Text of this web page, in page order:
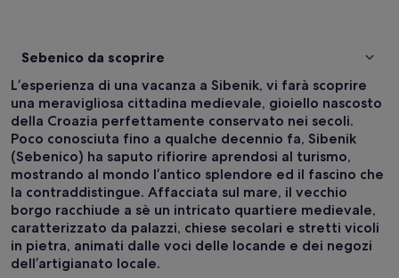
Sebenico da scoprire
L’esperienza di una vacanza a Sibenik, vi farà scoprire
una meravigliosa cittadina medievale, gioiello nascosto
della Croazia perfettamente conservato nei secoli.
Poco conosciuta fino a qualche decennio fa, Sibenik
(Sebenico) ha saputo rifiorire aprendosi al turismo,
mostrando al mondo l’antico splendore ed il fascino che
la contraddistingue. Affacciata sul mare, il vecchio
borgo racchiude a sè un intricato quartiere medievale,
caratterizzato da palazzi, chiese secolari e stretti vicoli
in pietra, animati dalle voci delle locande e dei negozi
dell’artigianato locale.